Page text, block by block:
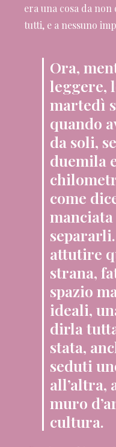
era una cosa da non
tutti, e a nessuno
Ora,
leggere,
martedì
quando
da soli,
duemila
come
attutire
strana,
spazio
ideali,
dirla
stata,
seduti
all’altra,
muro
cultura.